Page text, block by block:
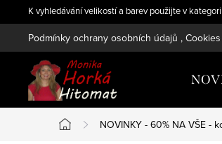
na
K vyhledávání velikostí a barev použijte v
Podmínky ochrany osobních údajů , Cookies
Domů
NOVINKY - 60% NA VŠE -